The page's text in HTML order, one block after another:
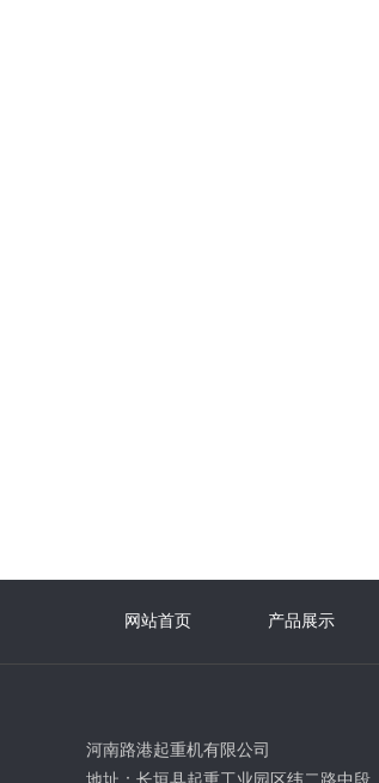
网站首页 产品展示
河南路港起重机有限公司